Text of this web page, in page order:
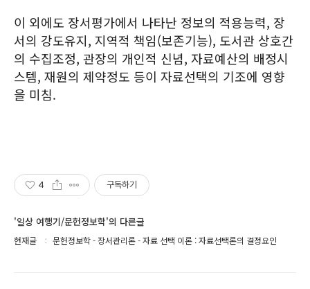
이 외에도 장서평가에서 나타난 정보의 적용능력, 장
서의 강도유지, 지역적 책임(보존기능), 도서관 상호간
의 수집조정, 관장의 개인적 신념, 자료예산의 배정시
스템, 재원의 제약정도 등이 자료선택의 기조에 영향
을 미침.
4 구독하기
'일상 여행기/문헌정보학'의 다른글
현재글 문헌정보학 - 장서관리론 - 자료 선택 이론 : 자료선택론의 결정요인